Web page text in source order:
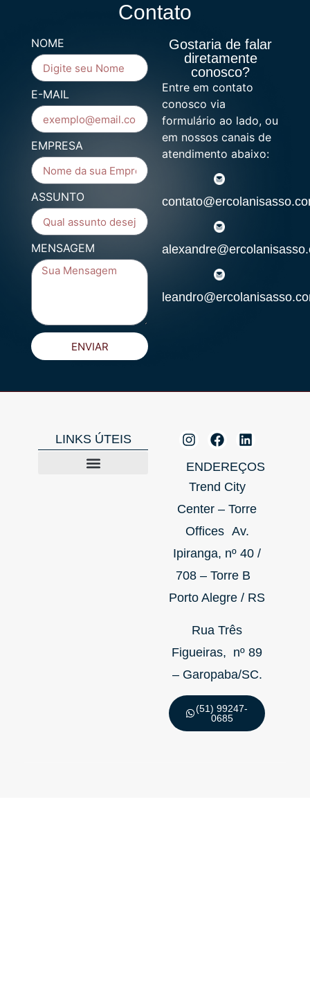
Contato
NOME
E-MAIL
EMPRESA
ASSUNTO
MENSAGEM
ENVIAR
Gostaria de falar
diretamente
conosco?
Entre em contato
conosco via
formulário ao lado, ou
em nossos canais de
atendimento abaixo:
LINKS ÚTEIS
ENDEREÇOS
Trend City
Center – Torre
Offices Av.
Ipiranga, nº 40 /
708 – Torre B
Porto Alegre / RS
Rua Três
Figueiras, nº 89
– Garopaba/SC.
(51) 99247-
0685